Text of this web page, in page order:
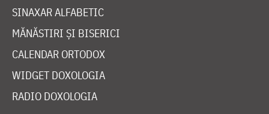
SINAXAR ALFABETIC
MĂNĂSTIRI ȘI BISERICI
CALENDAR ORTODOX
WIDGET DOXOLOGIA
RADIO DOXOLOGIA